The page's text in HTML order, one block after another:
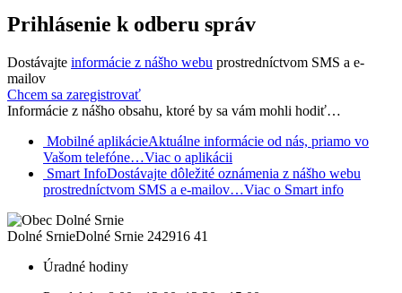
Prihlásenie k odberu správ
Dostávajte informácie z nášho webu prostredníctvom SMS a e-
mailov
Chcem sa zaregistrovať
Informácie z nášho obsahu, ktoré by sa vám mohli hodiť…
Mobilné aplikácieAktuálne informácie od nás, priamo vo
Vašom telefóne…Viac o aplikácii
Smart InfoDostávajte dôležité oznámenia z nášho webu
prostredníctvom SMS a e-mailov…Viac o Smart info
Dolné SrnieDolné Srnie 242916 41
Úradné hodiny